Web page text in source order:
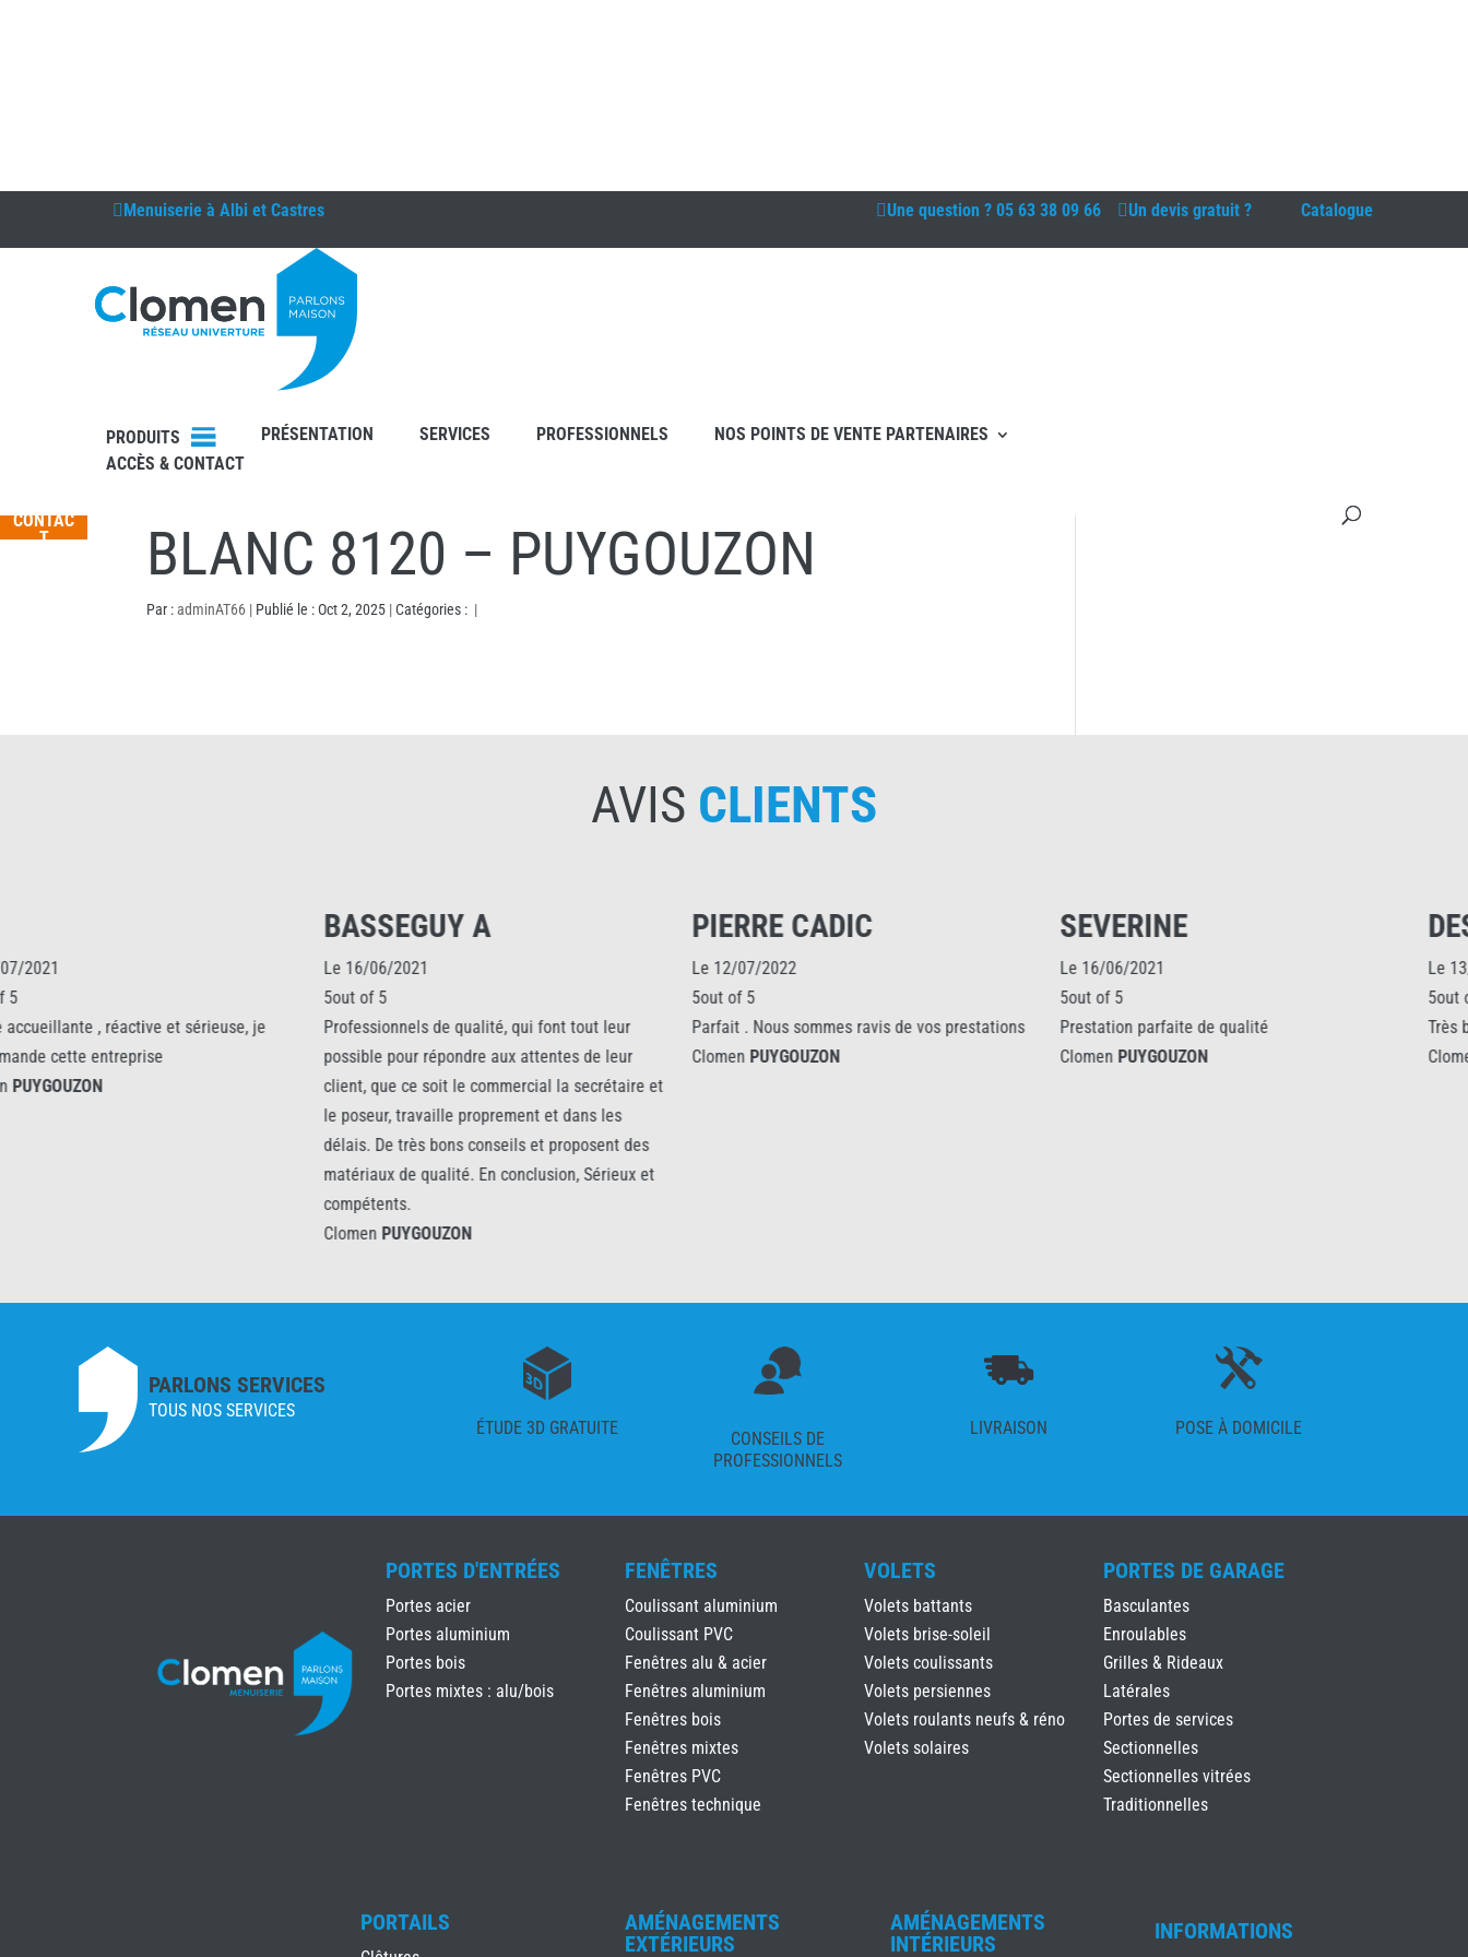
Menuiserie à Albi et Castres Une question ? 05 63 38 09 66 Un devis gratuit ? Catalogue
PRODUITS PRÉSENTATION SERVICES PROFESSIONNELS
NOS POINTS DE VENTE PARTENAIRES
ACCÈS & CONTACT
BLANC 8120 – PUYGOUZON
Par :adminAT66 | Publié le : Oct 2, 2025 | Catégories : |
AVIS CLIENTS
je
Professionnels de qualité, qui font tout leur
possible pour répondre aux attentes de leur
client, que ce soit le commercial la secrétaire et
le poseur, travaille proprement et dans les
délais. De très bons conseils et proposent des
matériaux de qualité. En conclusion, Sérieux et
PIERRE CADIC
Parfait . Nous sommes ravis de vos prestations
ClomenPUYGOUZON
SEVERINE
Prestation parfaite de qualité
Très bonne prestation
PARLONS SERVICES
TOUS NOS SERVICES
ÉTUDE 3D GRATUITE
CONSEILS DE
PROFESSIONNELS
LIVRAISON POSE À DOMICILE
PORTES D'ENTRÉES
Portes acier
Portes aluminium
Portes bois
Portes mixtes : alu/bois
FENÊTRES
Coulissant aluminium
Coulissant PVC
Fenêtres alu & acier
Fenêtres aluminium
Fenêtres bois
Fenêtres mixtes
Fenêtres PVC
Fenêtres technique
VOLETS
Volets battants
Volets brise-soleil
Volets coulissants
Volets persiennes
Volets roulants neufs & réno
Volets solaires
PORTES DE GARAGE
Basculantes
Enroulables
Grilles & Rideaux
Latérales
Portes de services
Sectionnelles
Sectionnelles vitrées
Traditionnelles
PORTAILS
AMÉNAGEMENTS
EXTÉRIEURS
AMÉNAGEMENTS
INTÉRIEURS
INFORMATIONS
CONTAC
T